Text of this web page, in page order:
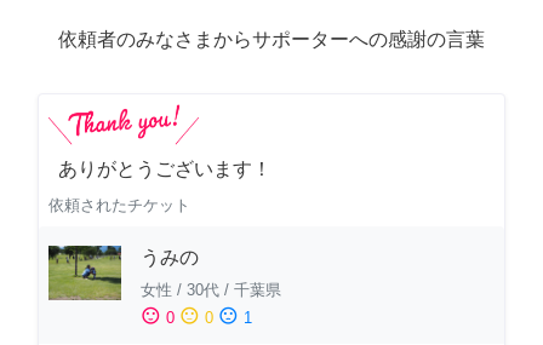
依頼者のみなさまからサポーターへの感謝の言葉
ありがとうございます！
依頼されたチケット
うみの
女性 / 30代 / 千葉県
sentiment_satisfied 0 sentiment_neutral 0 sentiment_dissatisfied 1